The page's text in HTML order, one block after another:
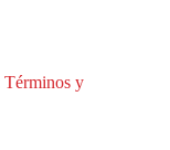
Términos y